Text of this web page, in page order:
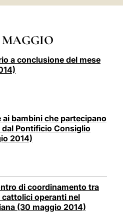
MAGGIO
a conclusione del mese
ai bambini che partecipano
Pontificio Consiglio
2014)
di coordinamento tra
operanti nel
(30 maggio 2014)